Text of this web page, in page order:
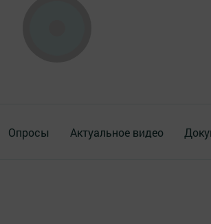
Опросы Актуальное видео